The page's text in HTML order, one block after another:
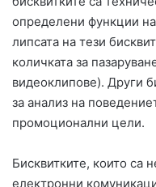
определени функции
липсата на тези
количката за
видеоклипове). Други
за анализ на
промоционални цели.
Бисквитките, които са
електронни